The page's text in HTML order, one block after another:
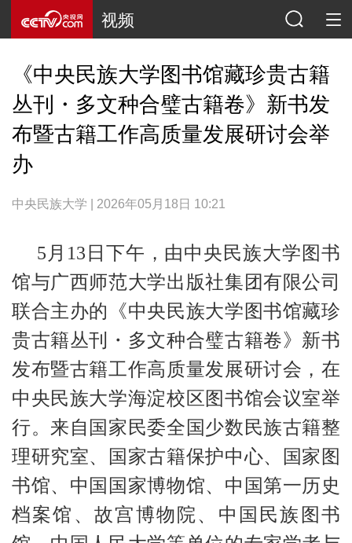
视频
《中央民族大学图书馆藏珍贵古籍
丛刊・多文种合璧古籍卷》新书发
布暨古籍工作高质量发展研讨会举
办
中央民族大学 | 2026年05月18日 10:21
5月13日下午，由中央民族大学图书
馆与广西师范大学出版社集团有限公司
联合主办的《中央民族大学图书馆藏珍
贵古籍丛刊・多文种合璧古籍卷》新书
发布暨古籍工作高质量发展研讨会，在
中央民族大学海淀校区图书馆会议室举
行。来自国家民委全国少数民族古籍整
理研究室、国家古籍保护中心、国家图
书馆、中国国家博物馆、中国第一历史
档案馆、故宫博物院、中国民族图书